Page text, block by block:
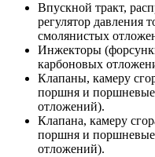
Впускной тракт,
регулятор давления
смолянистых
Инжекторы
карбоновых
Клапаны, камеру
поршня и поршневые
отложений).
Клапана, камеру
поршня и поршневые
отложений).